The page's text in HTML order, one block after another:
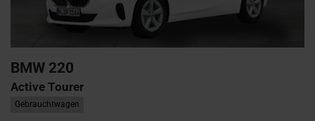
BMW 220
Active Tourer
Gebrauchtwagen